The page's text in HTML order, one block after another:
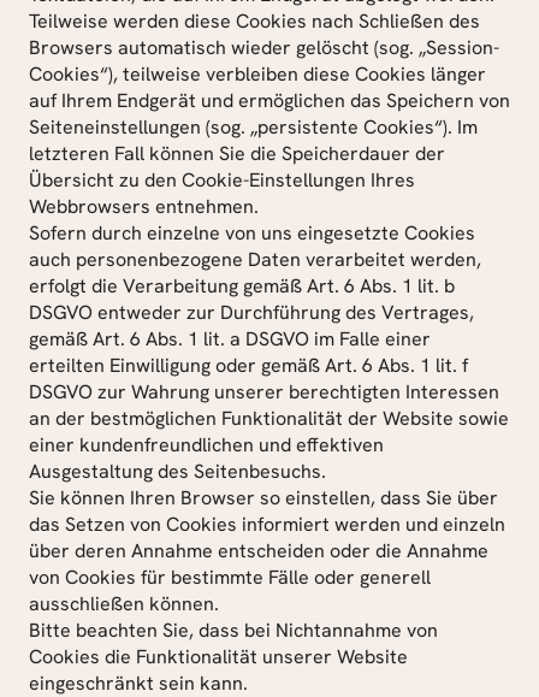
Teilweise werden diese Cookies nach Schließen des
Browsers automatisch wieder gelöscht (sog. „Session-
Cookies“), teilweise verbleiben diese Cookies länger
auf Ihrem Endgerät und ermöglichen das Speichern von
Seiteneinstellungen (sog. „persistente Cookies“). Im
letzteren Fall können Sie die Speicherdauer der
Übersicht zu den Cookie-Einstellungen Ihres
Webbrowsers entnehmen.
Sofern durch einzelne von uns eingesetzte Cookies
auch personenbezogene Daten verarbeitet werden,
erfolgt die Verarbeitung gemäß Art. 6 Abs. 1 lit. b
DSGVO entweder zur Durchführung des Vertrages,
gemäß Art. 6 Abs. 1 lit. a DSGVO im Falle einer
erteilten Einwilligung oder gemäß Art. 6 Abs. 1 lit. f
DSGVO zur Wahrung unserer berechtigten Interessen
an der bestmöglichen Funktionalität der Website sowie
einer kundenfreundlichen und effektiven
Ausgestaltung des Seitenbesuchs.
Sie können Ihren Browser so einstellen, dass Sie über
das Setzen von Cookies informiert werden und einzeln
über deren Annahme entscheiden oder die Annahme
von Cookies für bestimmte Fälle oder generell
ausschließen können.
Bitte beachten Sie, dass bei Nichtannahme von
Cookies die Funktionalität unserer Website
eingeschränkt sein kann.